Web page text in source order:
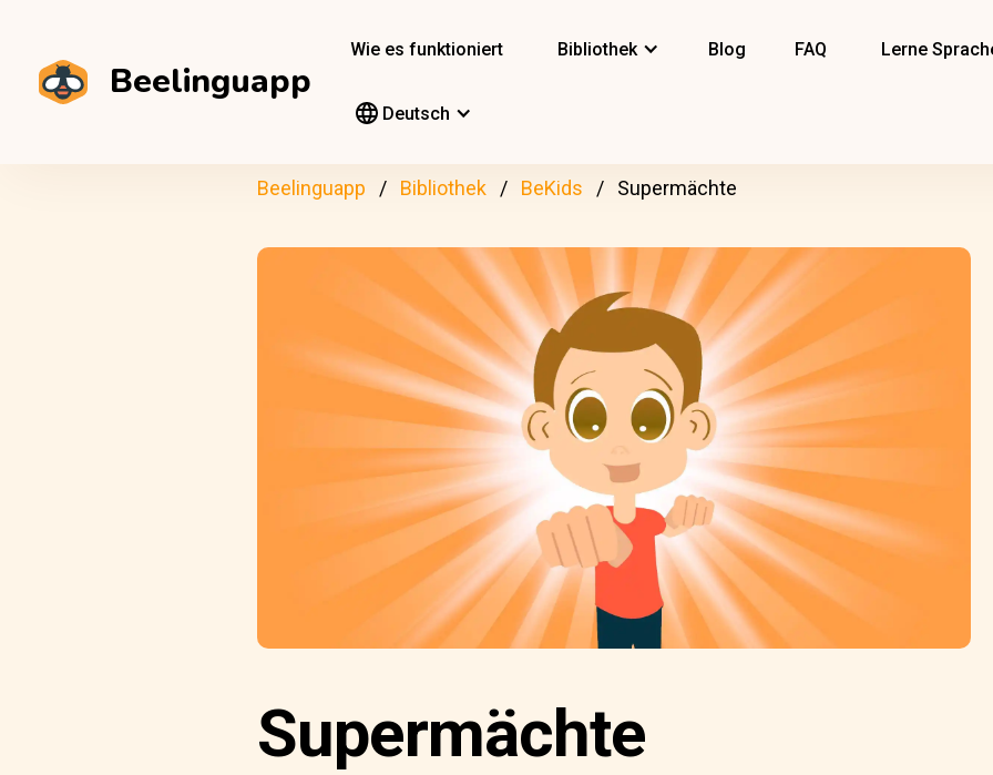
Beelinguapp
Wie es funktioniert Bibliothek Blog FAQ Lerne
Deutsch
Beelinguapp Bibliothek BeKids Supermächte
Supermächte